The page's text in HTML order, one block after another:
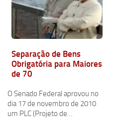
Separação de Bens
Obrigatória para Maiores
de 70
O Senado Federal aprovou no
dia 17 de novembro de 2010
um PLC (Projeto de…